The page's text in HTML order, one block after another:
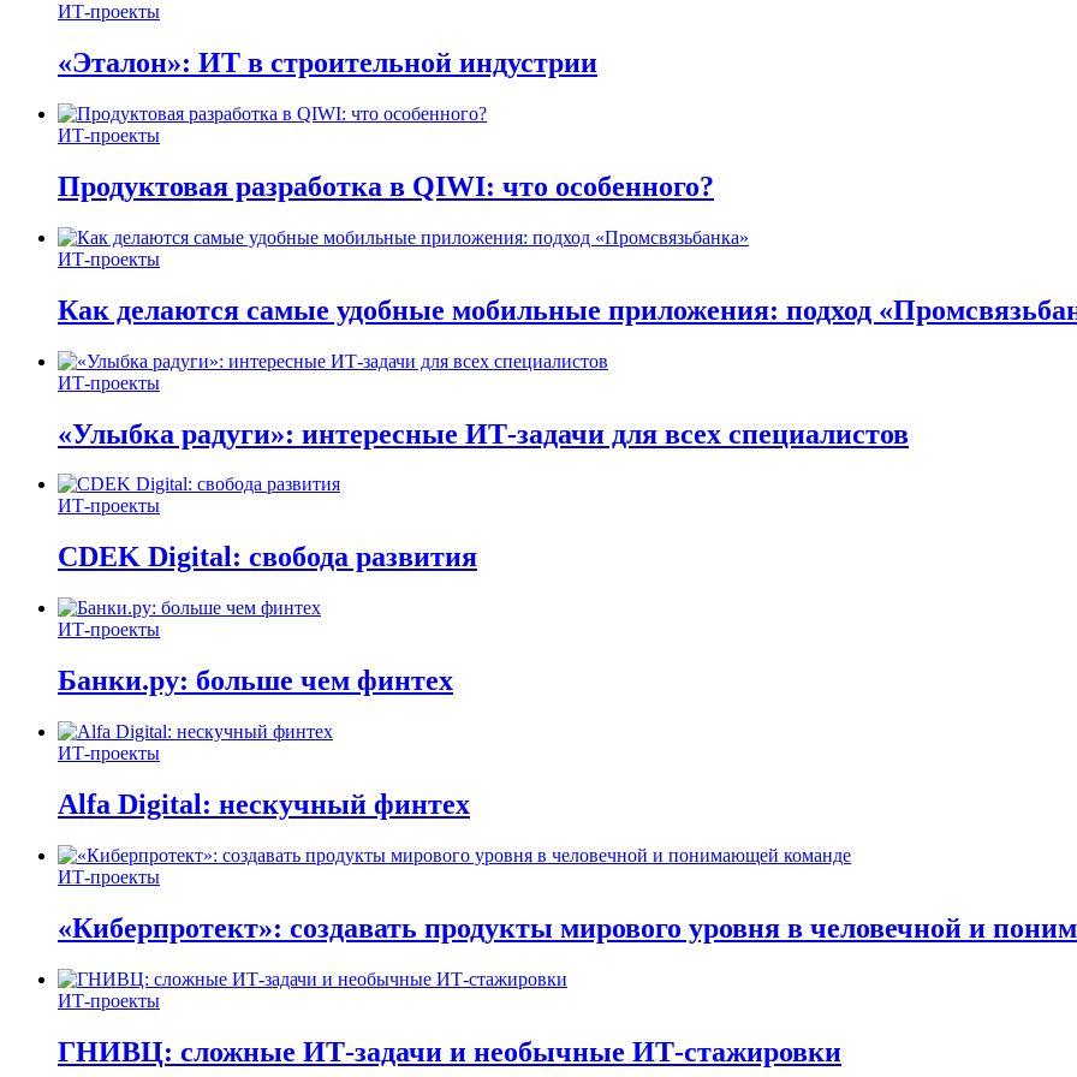
ИТ-проекты
«Эталон»: ИТ в строительной индустрии
ИТ-проекты
Продуктовая разработка в QIWI: что особенного?
ИТ-проекты
Как делаются самые удобные мобильные приложения: подход
ИТ-проекты
«Улыбка радуги»: интересные ИТ-задачи для всех специалистов
ИТ-проекты
CDEK Digital: свобода развития
ИТ-проекты
Банки.ру: больше чем финтех
ИТ-проекты
Alfa Digital: нескучный финтех
ИТ-проекты
«Киберпротект»: создавать продукты мирового уровня в человечной и
ИТ-проекты
ГНИВЦ: сложные ИТ‑задачи и необычные ИТ‑стажировки